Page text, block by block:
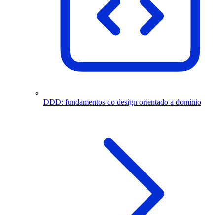
DDD: fundamentos do design orientado a domínio